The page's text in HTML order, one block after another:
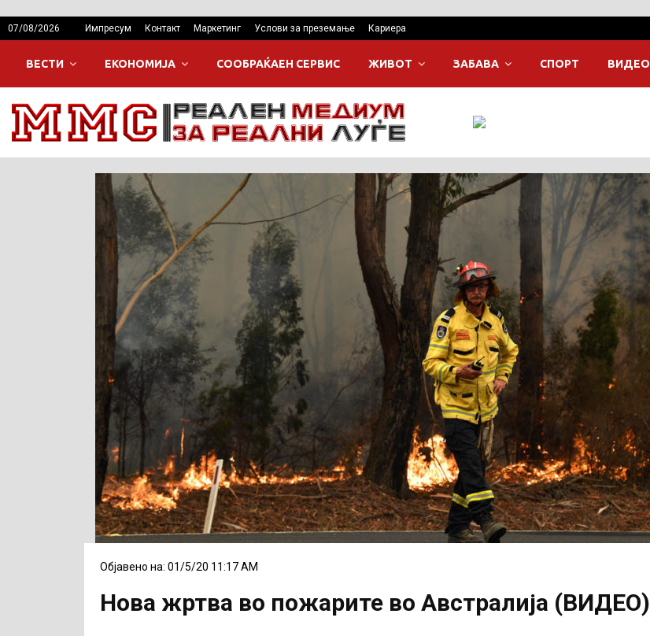
07/08/2026 Импресум Контакт Маркетинг Услови за преземање Кариера
ВЕСТИ ЕКОНОМИЈА СООБРАЌАЕН СЕРВИС ЖИВОТ ЗАБАВА СПОРТ ВИДЕО
Објавено на: 01/5/20 11:17 AM
Нова жртва во пожарите во Австралија (ВИДЕО)